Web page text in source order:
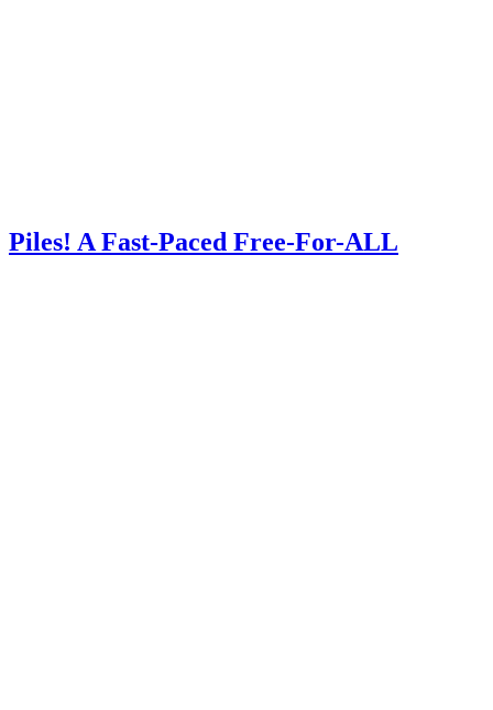
Piles! A Fast-Paced Free-For-ALL